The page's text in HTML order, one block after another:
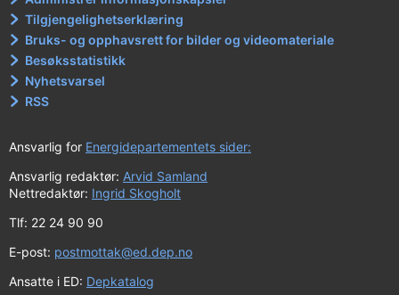
Tilgjengelighetserklæring
Bruks- og opphavsrett for bilder og videomateriale
Besøksstatistikk
Nyhetsvarsel
RSS
Ansvarlig for Energidepartementets sider:
Ansvarlig redaktør: Arvid Samland
Nettredaktør: Ingrid Skogholt
Tlf: 22 24 90 90
E-post: postmottak@ed.dep.no
Ansatte i ED: Depkatalog